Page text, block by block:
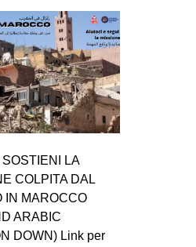
FREESTYLE
LAMBRETTA
MSM
TSUNAMI
ZAM
SPAZI
POPOLARE
LA
COLPITA DAL
IN MAROCCO
ARABIC
DOWN) Link per